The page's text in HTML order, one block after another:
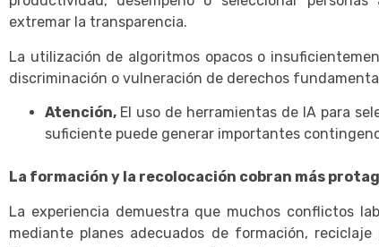
extremar la transparencia.
La utilización de algoritmos opacos o
discriminación o vulneración de derechos
Atención, El uso de herramientas de IA para
suficiente puede generar importantes
La formación y la recolocación cobran más
La experiencia demuestra que muchos conflictos
mediante planes adecuados de formación,